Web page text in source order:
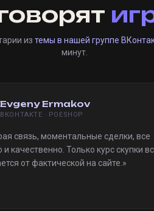
из темы в нашей группе
минут.
Evgeny Ermakov
ВКОНТАКТЕ · POESHOP
связь, моментальные сделки, все
и качественно. Только курс скупки
от фактической на сайте. »